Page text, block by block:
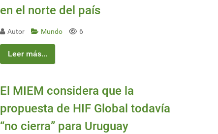
en el norte del país
Autor Mundo 6
Leer más...
El MIEM considera que la
propuesta de HIF Global todavía
“no cierra” para Uruguay